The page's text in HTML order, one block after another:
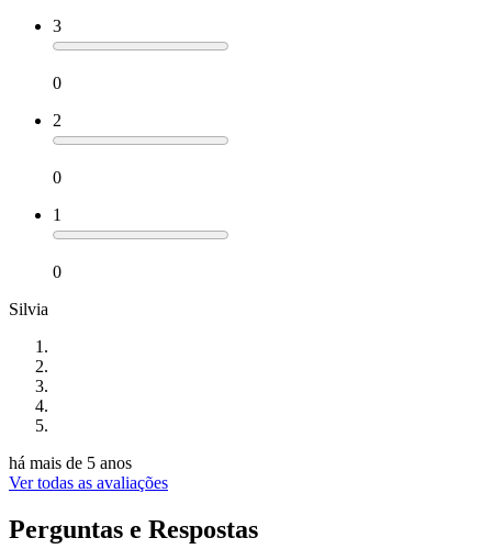
3
0
2
0
1
0
Silvia
há mais de 5 anos
Ver todas as avaliações
Perguntas e Respostas